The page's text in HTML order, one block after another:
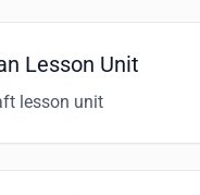
Lesson Unit
lesson unit